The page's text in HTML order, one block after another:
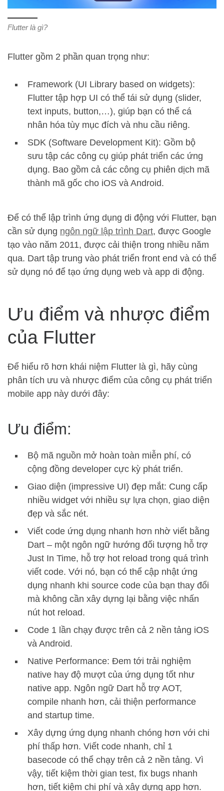
Flutter là gì?
Flutter gồm 2 phần quan trọng như:
Framework (UI Library based on widgets):
Flutter tập hợp UI có thể tái sử dụng (slider,
text inputs, button,…), giúp bạn có thể cá
nhân hóa tùy mục đích và nhu cầu riêng.
SDK (Software Development Kit): Gồm bộ
sưu tập các công cụ giúp phát triển các ứng
dụng. Bao gồm cả các công cụ phiên dịch mã
thành mã gốc cho iOS và Android.
Để có thể lập trình ứng dụng di động với Flutter, bạn
cần sử dụng ngôn ngữ lập trình Dart, được Google
tạo vào năm 2011, được cải thiện trong nhiều năm
qua. Dart tập trung vào phát triển front end và có thể
sử dụng nó để tạo ứng dụng web và app di động.
Ưu điểm và nhược điểm
của Flutter
Để hiểu rõ hơn khái niệm Flutter là gì, hãy cùng
phân tích ưu và nhược điểm của công cụ phát triển
mobile app này dưới đây:
Ưu điểm:
Bộ mã nguồn mở hoàn toàn miễn phí, có
cộng đồng developer cực kỳ phát triển.
Giao diện (impressive UI) đẹp mắt: Cung cấp
nhiều widget với nhiều sự lựa chọn, giao diện
đẹp và sắc nét.
Viết code ứng dụng nhanh hơn nhờ viết bằng
Dart – một ngôn ngữ hướng đối tượng hỗ trợ
Just In Time, hỗ trợ hot reload trong quá trình
viết code. Với nó, bạn có thể cập nhật ứng
dụng nhanh khi source code của bạn thay đổi
mà không cần xây dựng lại bằng việc nhấn
nút hot reload.
Code 1 lần chạy được trên cả 2 nền tảng iOS
và Android.
Native Performance: Đem tới trải nghiệm
native hay độ mượt của ứng dụng tốt như
native app. Ngôn ngữ Dart hỗ trợ AOT,
compile nhanh hơn, cải thiện performance
and startup time.
Xây dựng ứng dụng nhanh chóng hơn với chi
phí thấp hơn. Viết code nhanh, chỉ 1
basecode có thể chạy trên cả 2 nền tảng. Vì
vậy, tiết kiệm thời gian test, fix bugs nhanh
hơn, tiết kiệm chi phí và xây dựng app hơn.